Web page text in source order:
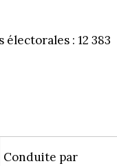
: 12 383
Conduite par